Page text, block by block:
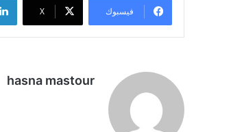
فيسبوك ‫X
hasna mastour